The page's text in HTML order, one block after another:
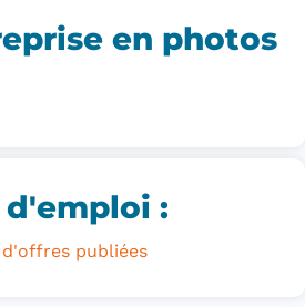
en photos
d'emploi :
d'offres publiées